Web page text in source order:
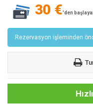
30 €'den
Rezervasyon işleminden